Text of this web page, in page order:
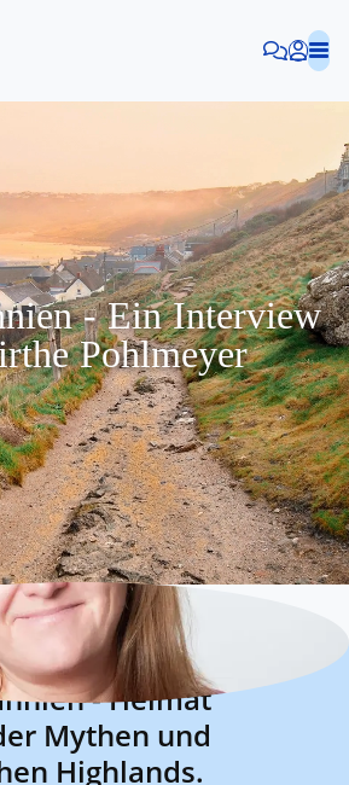
- Ein Interview
Pohlmeyer
- Heimat
Mythen und
Highlands.